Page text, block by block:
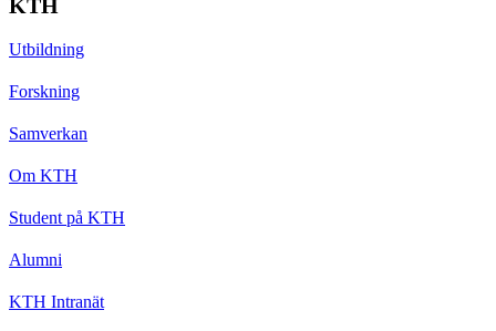
KTH
Utbildning
Forskning
Samverkan
Om KTH
Student på KTH
Alumni
KTH Intranät